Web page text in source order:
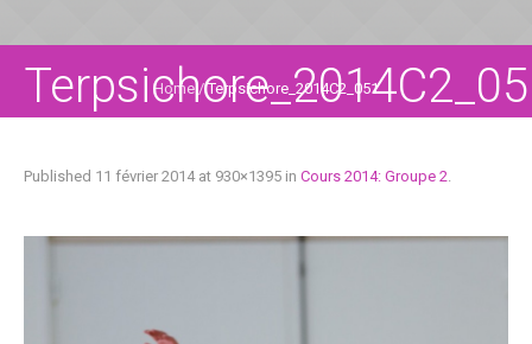
Home /Terpsichore_2014C2_051
Published 11 février 2014at 930×1395 in Cours 2014: Groupe 2.